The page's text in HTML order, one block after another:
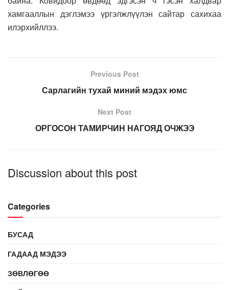
хамгааллын дэглэмээ үргэлжлүүлэн сайтар сахихаа
илэрхийллээ.
Previous Post
Сарлагийн тухай миний мэдэх юмс
Next Post
ОРГОСОН ТАМИРЧИН НАГОЯД ОЧЖЭЭ
Discussion about this post
Categories
БУСАД
ГАДААД МЭДЭЭ
ЗӨВЛӨГӨӨ